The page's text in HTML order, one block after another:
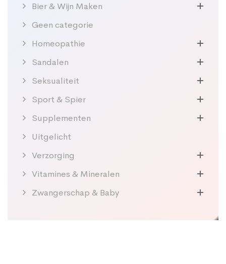
Bier & Wijn Maken
Geen categorie
Homeopathie
Sandalen
Seksualiteit
Sport & Spier
Supplementen
Uitgelicht
Verzorging
Vitamines & Mineralen
Zwangerschap & Baby